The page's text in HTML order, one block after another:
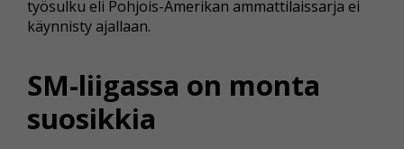
SM-liigassa on monta
suosikkia
työsulku eli Pohjois-Amerikan ammattilaissarja ei
käynnisty ajallaan.